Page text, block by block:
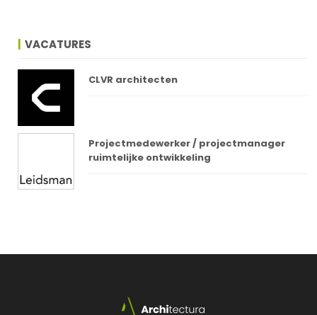
VACATURES
CLVR architecten
Projectmedewerker / projectmanager
ruimtelijke ontwikkeling